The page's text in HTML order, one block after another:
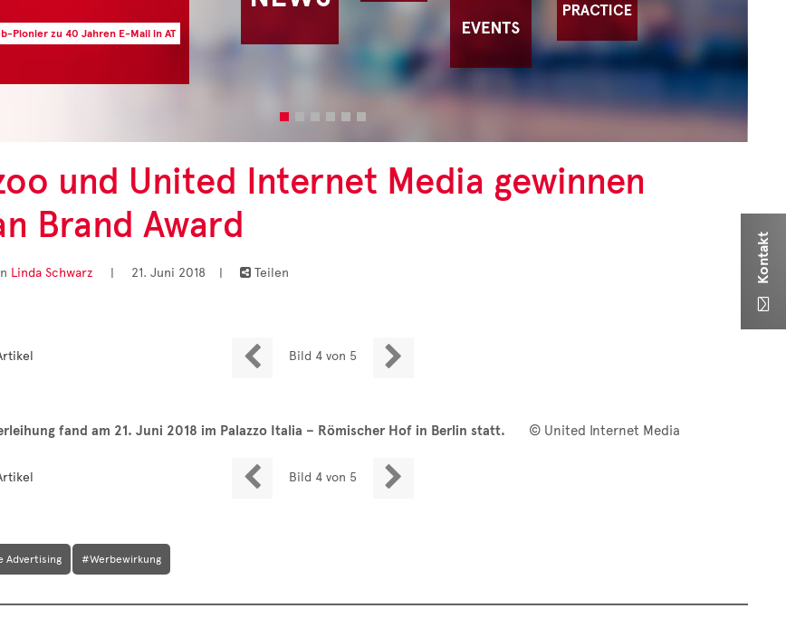
Pionier zu 40 Jahren E-Mail in AT
und United Internet Media gewinnen
Brand Award
Linda Schwarz | 21. Juni 2018 |  Teilen
 Bild 4 von 5 
fand am 21. Juni 2018 im Palazzo Italia – Römischer Hof in Berlin statt. © United Internet Media
 Bild 4 von 5 
Advertising #Werbewirkung

Kontakt